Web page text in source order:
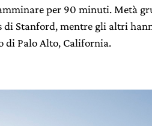
per 90 minuti. Metà
di Stanford, mentre gli altri
di Palo Alto, California.